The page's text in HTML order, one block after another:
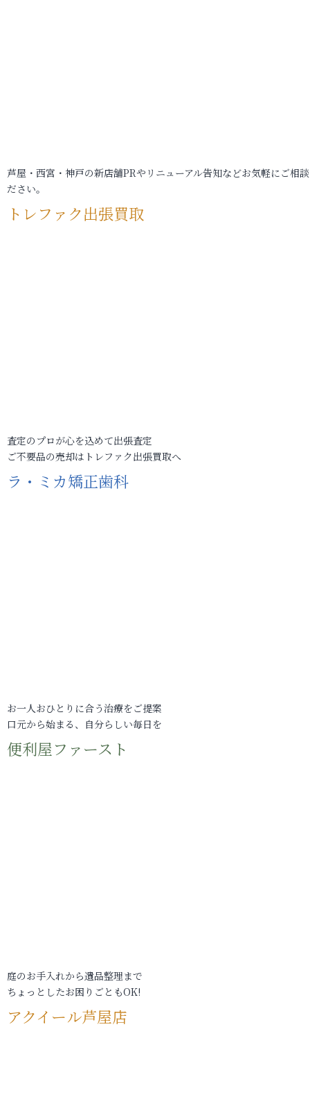
芦屋・西宮・神戸の新店舗PRやリニューアル告知などお気軽にご相
ださい。
トレファク出張買取
査定のプロが心を込めて出張査定
ご不要品の売却はトレファク出張買取へ
ラ・ミカ矯正歯科
お一人おひとりに合う治療をご提案
口元から始まる、自分らしい毎日を
便利屋ファースト
庭のお手入れから遺品整理まで
ちょっとしたお困りごともOK!
アクイール芦屋店